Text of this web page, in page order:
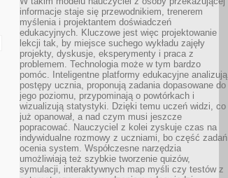
informacje staje się przewodnikiem, trenerem
myślenia i projektantem doświadczeń
edukacyjnych. Kluczowe jest więc projektowanie
lekcji tak, by miejsce suchego wykładu zajęły
projekty, dyskusje, eksperymenty i praca z
problemem. Technologia może w tym bardzo
pomóc. Inteligentne platformy edukacyjne analizują
postępy ucznia, proponują zadania dopasowane do
jego poziomu, przypominają o powtórkach i
wizualizują statystyki. Dzięki temu uczeń widzi, co
już opanował, a nad czym musi jeszcze
popracować. Nauczyciel z kolei zyskuje czas na
indywidualne rozmowy z uczniami, bo część zadań
ocenia system. Współczesne narzędzia
umożliwiają też szybkie tworzenie quizów,
symulacji, interaktywnych map myśli czy testów z